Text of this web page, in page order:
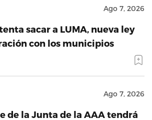
Ago 7, 2026
sacar a LUMA, nueva ley
con los municipios
Ago 7, 2026
de la Junta de la AAA tendrá